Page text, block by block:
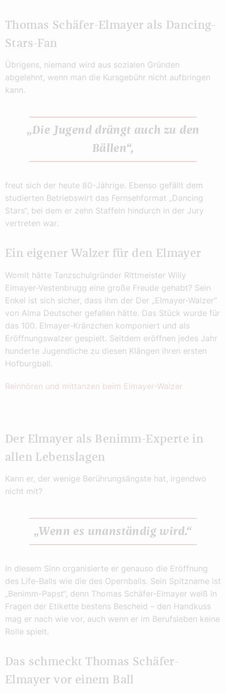
Thomas Schäfer-Elmayer als Dancing-
Stars-Fan
Übrigens, niemand wird aus sozialen Gründen
abgelehnt, wenn man die Kursgebühr nicht aufbringen
kann.
„Die Jugend drängt auch zu den
Bällen“,
freut sich der heute 80-Jährige. Ebenso gefällt dem
studierten Betriebswirt das Fernsehformat „Dancing
Stars“, bei dem er zehn Staffeln hindurch in der Jury
vertreten war.
Ein eigener Walzer für den Elmayer
Womit hätte Tanzschulgründer Rittmeister Willy
Elmayer-Vestenbrugg eine große Freude gehabt? Sein
Enkel ist sich sicher, dass ihm der Der „Elmayer-Walzer“
von Alma Deutscher gefallen hätte. Das Stück wurde für
das 100. Elmayer-Kränzchen komponiert und als
Eröffnungswalzer gespielt. Seitdem eröffnen jedes Jahr
hunderte Jugendliche zu diesen Klängen ihren ersten
Hofburgball.
Reinhören und mittanzen beim Elmayer-Walzer
Der Elmayer als Benimm-Experte in
allen Lebenslagen
Kann er, der wenige Berührungsängste hat, irgendwo
nicht mit?
„Wenn es unanständig wird.“
In diesem Sinn organisierte er genauso die Eröffnung
des Life-Balls wie die des Opernballs. Sein Spitzname ist
„Benimm-Papst“, denn Thomas Schäfer-Elmayer weiß in
Fragen der Etikette bestens Bescheid – den Handkuss
mag er nach wie vor, auch wenn er im Berufsleben keine
Rolle spielt.
Das schmeckt Thomas Schäfer-
Elmayer vor einem Ball